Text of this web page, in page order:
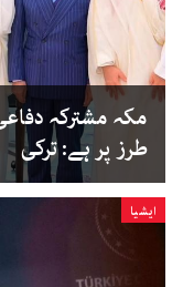
مکہ مشترکہ
طرز پر ہے: ترکی
ایشیا